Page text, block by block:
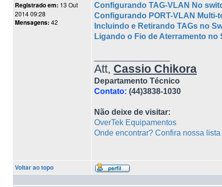
Registrado em: 13 Out
2014 09:28
Mensagens: 42
Configurando TAG-VLAN No
Configurando PORT-VLAN Multi-
Incluindo e Retirando TAGs no
Ligando o Fio de Aterramento no
Att, Cassio Chikora
Departamento Técnico
Contato: (44)3838-1030
Não deixe de visitar:
OverTek Equipamentos
Onde encontrar? Confira nossa
Voltar ao topo